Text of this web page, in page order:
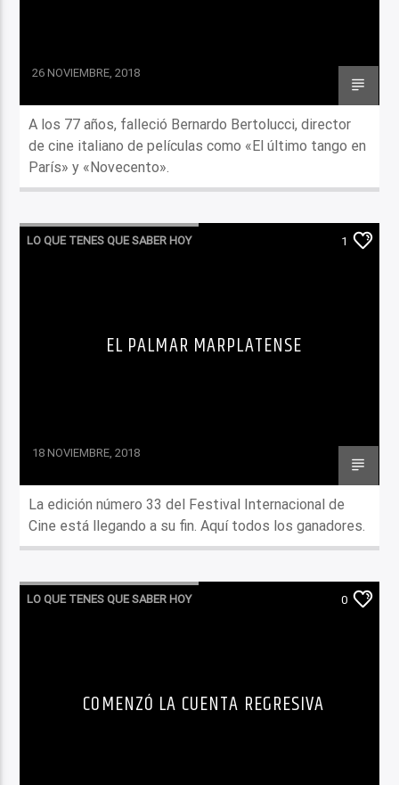
26 NOVIEMBRE, 2018
A los 77 años, falleció Bernardo Bertolucci, director
de cine italiano de películas como «El último tango en
París» y «Novecento».
LO QUE TENES QUE SABER HOY 1
EL PALMAR MARPLATENSE
18 NOVIEMBRE, 2018
La edición número 33 del Festival Internacional de
Cine está llegando a su fin. Aquí todos los ganadores.
LO QUE TENES QUE SABER HOY 0
COMENZÓ LA CUENTA REGRESIVA